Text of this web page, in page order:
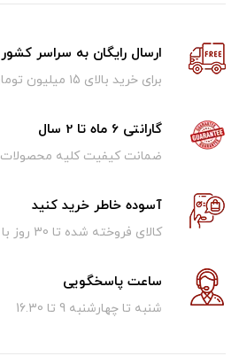
ارسال رایگان به سراسر کشور
برای خرید بالای ۱5 میلیون تومان
گارانتی 6 ماه تا 2 سال
ضمانت کیفیت کلیه محصولات
آسوده خاطر خرید کنید
کالای فروخته شده تا 30 روز با احترام پس گرفته می شود.
ساعت پاسخگویی
شنبه تا چهارشنبه 9 تا 16.30